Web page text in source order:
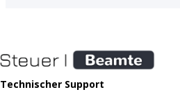
Technischer Support